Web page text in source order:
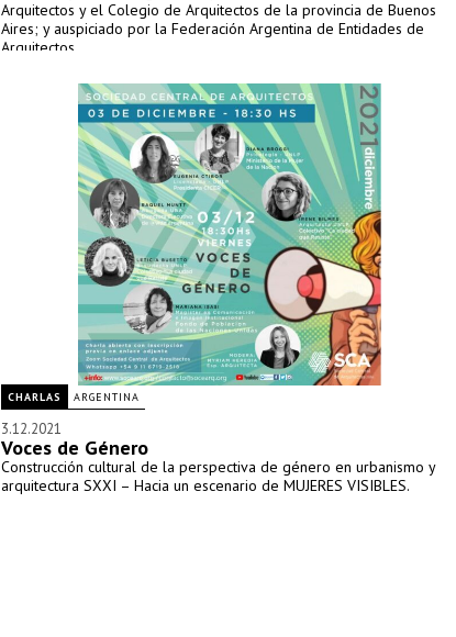
Arquitectos y el Colegio de Arquitectos de la provincia de Buenos
Aires; y auspiciado por la Federación Argentina de Entidades de
Arquitectos.
CHARLAS ARGENTINA
3.12.2021
Voces de Género
Construcción cultural de la perspectiva de género en urbanismo y
arquitectura SXXI – Hacia un escenario de MUJERES VISIBLES.